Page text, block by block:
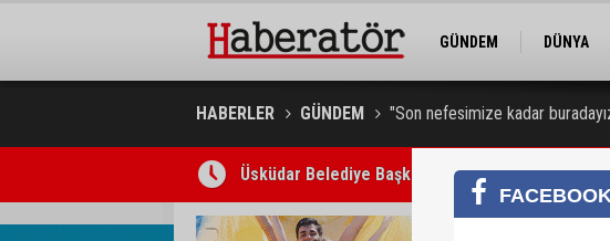
GÜNDEM DÜNYA
HABERLER GÜNDEM "Son nefesimize kadar
Üsküdar Belediye Başkanı ve 5 kişi gözaltına